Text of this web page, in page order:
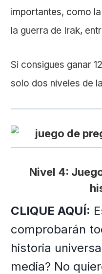
importantes, como
la guerra de Irak,
Si consigues ganar
solo dos niveles de
Nivel 4:
CLIQUE AQUÍ:
comprobarán
historia
media? No